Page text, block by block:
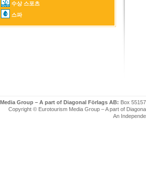
수상 스포츠
스파
Group – A part of Diagonal Förlags AB: Box
Copyright © Eurotourism Media Group – A part of
An